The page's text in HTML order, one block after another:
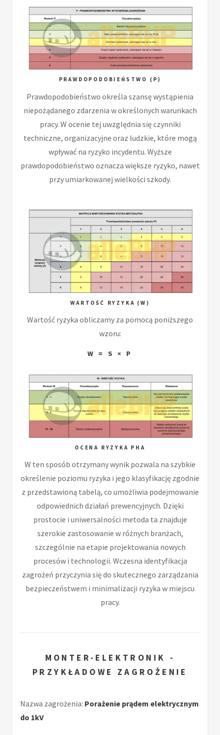
PRAWDOPODOBIEŃSTWO (P)
Prawdopodobieństwo określa szansę wystąpienia
niepożądanego zdarzenia w określonych warunkach
pracy. W ocenie tej uwzględnia się czynniki
techniczne, organizacyjne oraz ludzkie, które mogą
wpływać na ryzyko incydentu. Wyższe
prawdopodobieństwo oznacza większe ryzyko, nawet
przy umiarkowanej wielkości szkody.
WARTOŚĆ RYZYKA (W)
Wartość ryzyka obliczamy za pomocą poniższego
wzoru:
W = S × P
OCENA RYZYKA PHA
W ten sposób otrzymany wynik pozwala na szybkie
określenie poziomu ryzyka i jego klasyfikację zgodnie
z przedstawioną tabelą, co umożliwia podejmowanie
odpowiednich działań prewencyjnych. Dzięki
prostocie i uniwersalności metoda ta znajduje
szerokie zastosowanie w różnych branżach,
szczególnie na etapie projektowania nowych
procesów i technologii. Wczesna identyfikacja
zagrożeń przyczynia się do skutecznego zarządzania
bezpieczeństwem i minimalizacji ryzyka w miejscu
pracy.
MONTER-ELEKTRONIK -
PRZYKŁADOWE ZAGROŻENIE
Nazwa zagrożenia: Porażenie prądem elektrycznym
do 1kV